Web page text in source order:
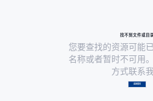
找不到文件或目
您要查找的资源可能
名称或者暂时不可用
方式联系
返回首页